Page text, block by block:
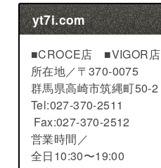
yt7i.com
■CROCE店 ■VIGOR店
所在地／〒370-0075
群馬県高崎市筑縄町50-2
Tel:027-370-2511
Fax:027-370-2512
営業時間／
全日10:30〜19:00